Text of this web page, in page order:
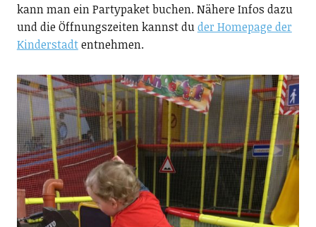
kann man ein Partypaket buchen. Nähere Infos dazu
und die Öffnungszeiten kannst duder Homepage der
Kinderstadtentnehmen.